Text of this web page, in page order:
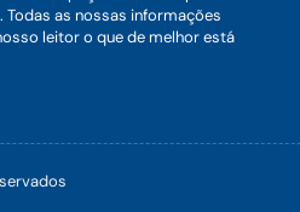
as nossas informações
leitor o que de melhor está